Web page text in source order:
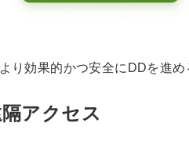
り効果的かつ安全にDDを進め
アクセス